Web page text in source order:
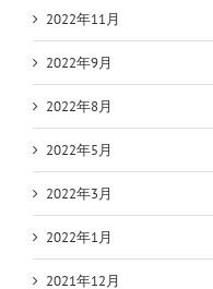
2022年11月
2022年9月
2022年8月
2022年5月
2022年3月
2022年1月
2021年12月